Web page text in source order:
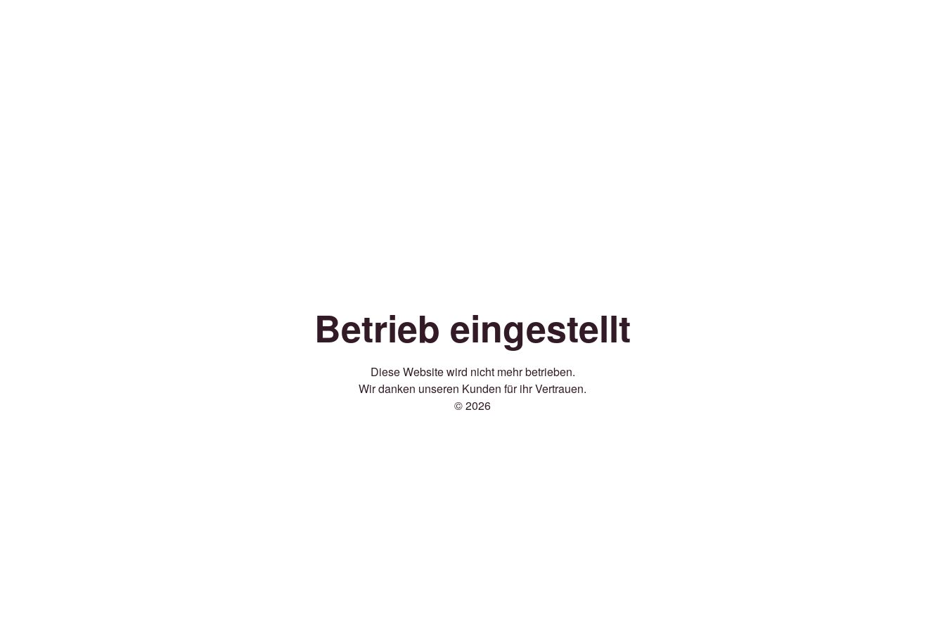
Betrieb eingestellt
Diese Website wird nicht mehr betrieben.
Wir danken unseren Kunden für ihr Vertrauen.
© 2026